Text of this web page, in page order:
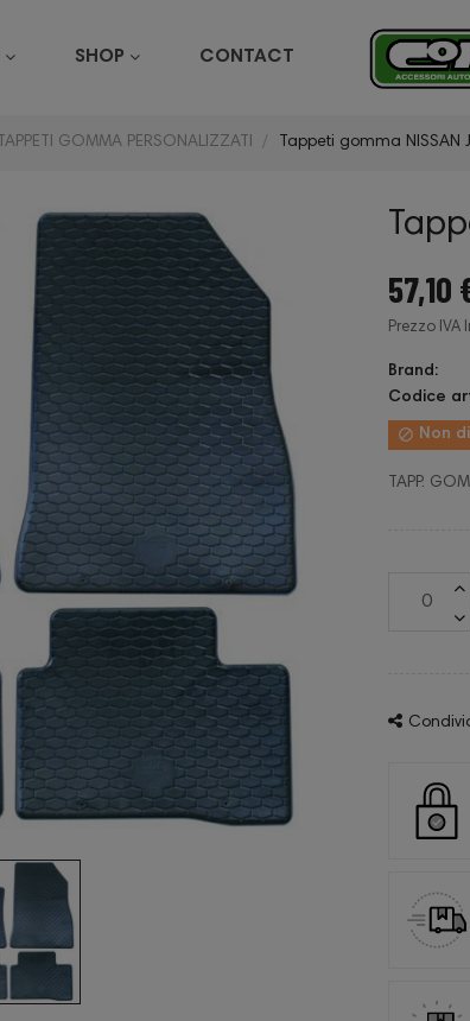
SHOP CONTACT
TAPPETI GOMMA PERSONALIZZATI Tappeti gomma NISSAN
57,10
Prezzo IVA
Brand:
Codice
 Non
TAPP.